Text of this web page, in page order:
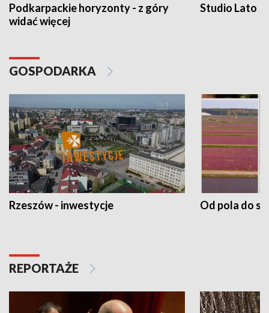
Podkarpackie horyzonty - z góry
widać więcej
Studio Lato
GOSPODARKA
Rzeszów - inwestycje Od pola do
REPORTAŻE